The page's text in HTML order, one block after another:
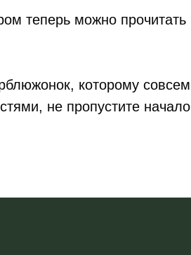
теперь можно прочитать
которому совсем
не пропустите начало